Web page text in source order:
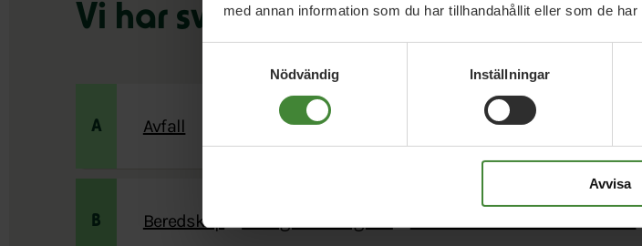
med annan information som du har tillhandahållit eller som de
Nödvändig
Inställningar
Avvisa
Vi har svaren på dina frågor
A Avfall
B Beredskap